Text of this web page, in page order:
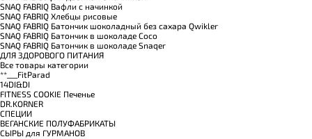
SNAQ FABRIQ Вафли с начинкой
SNAQ FABRIQ Хлебцы рисовые
SNAQ FABRIQ Батончик шоколадный без сахара Qwikler
SNAQ FABRIQ Батончик в шоколаде Coco
SNAQ FABRIQ Батончик в шоколаде Snaqer
ДЛЯ ЗДОРОВОГО ПИТАНИЯ
Все товары категории
**___FitParad
14DI&DI
FITNESS COOKIE Печенье
DR.KORNER
СПЕЦИИ
ВЕГАНСКИЕ ПОЛУФАБРИКАТЫ
СЫРЫ для ГУРМАНОВ